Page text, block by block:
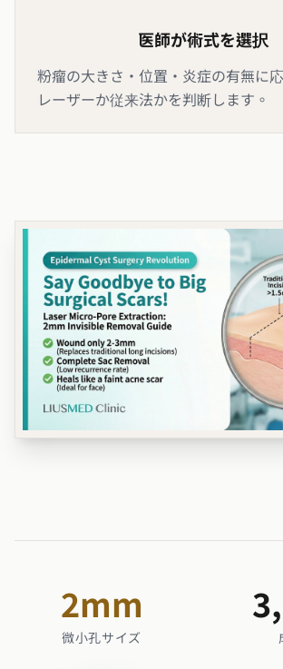
医師が術式を選択
粉瘤の大きさ・位置・炎症の有無に
レーザーか従来法かを判断します。
2mm
微小孔サイズ